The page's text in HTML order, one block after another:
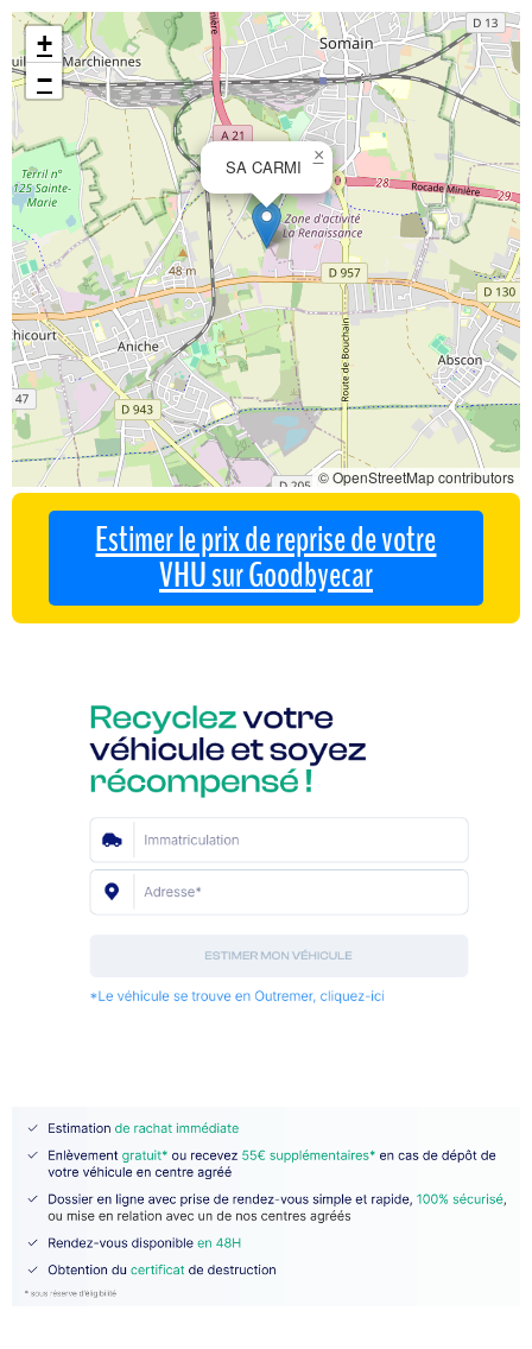
SA CARMI
×
+
−
© OpenStreetMap contributors
Estimer le prix de reprise de votre
VHU sur Goodbyecar